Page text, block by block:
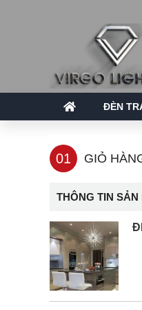
ĐÈN
01 GIỎ
THÔNG TIN SẢN